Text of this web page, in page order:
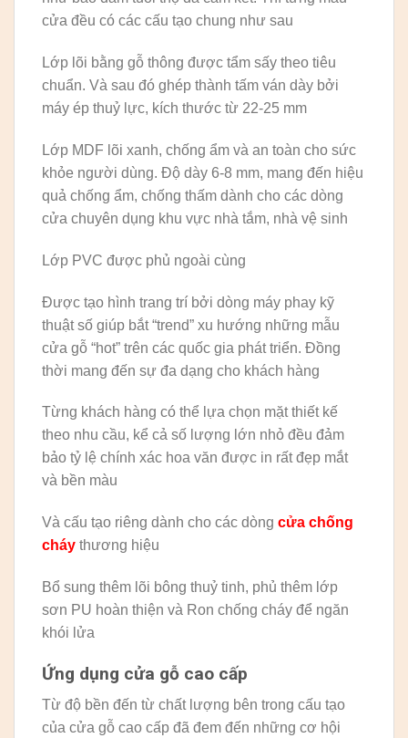
cửa đều có các cấu tạo chung như sau
Lớp lõi bằng gỗ thông được tẩm sấy theo tiêu
chuẩn. Và sau đó ghép thành tấm ván dày bởi
máy ép thuỷ lực, kích thước từ 22-25 mm
Lớp MDF lõi xanh, chống ẩm và an toàn cho sức
khỏe người dùng. Độ dày 6-8 mm, mang đến hiệu
quả chống ẩm, chống thấm dành cho các dòng
cửa chuyên dụng khu vực nhà tắm, nhà vệ sinh
Lớp PVC được phủ ngoài cùng
Được tạo hình trang trí bởi dòng máy phay kỹ
thuật số giúp bắt “trend” xu hướng những mẫu
cửa gỗ “hot” trên các quốc gia phát triển. Đồng
thời mang đến sự đa dạng cho khách hàng
Từng khách hàng có thể lựa chọn mặt thiết kế
theo nhu cầu, kể cả số lượng lớn nhỏ đều đảm
bảo tỷ lệ chính xác hoa văn được in rất đẹp mắt
và bền màu
Và cấu tạo riêng dành cho các dòng cửa chống
cháy thương hiệu
Bổ sung thêm lõi bông thuỷ tinh, phủ thêm lớp
sơn PU hoàn thiện và Ron chống cháy để ngăn
khói lửa
Ứng dụng cửa gỗ cao cấp
Từ độ bền đến từ chất lượng bên trong cấu tạo
của cửa gỗ cao cấp đã đem đến những cơ hội